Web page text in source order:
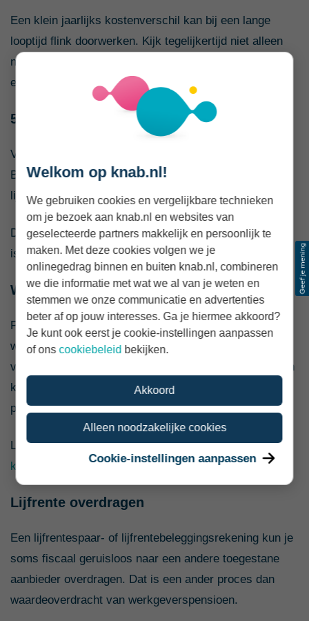
Een klein jaarlijks kostenverschil kan bij een lange
looptijd flink doorwerken. Kijk tegelijkertijd niet alleen
naar de laagste prijs: dienstverlening, risico, spreiding
en gebruiksgemak tellen ook mee.
5. Bekijk je verschillende pensioenpotjes
Veel zzp’ers hebben pensioen uit meerdere bronnen.
Bijvoorbeeld pensioen uit eerdere banen, een
lijfrenteverzekering en een eigen pensioenrekening.
Dat kan onoverzichtelijk zijn, maar alles samenvoegen
is niet automatisch mogelijk of verstandig.
Werkgeverspensioen overdragen
Pensioen uit eerdere dienstverbanden kun je soms via
waardeoverdracht naar een nieuwe pensioenregeling
verplaatsen. Of dat gunstig is, hangt onder meer af van
kosten, garanties, toeslagverlening en het
partnerpensioen.
Lees daarvoorwanneer pensioenen samenvoegen slim
kan zijn
Lijfrente overdragen
Een lijfrentespaar- of lijfrentebeleggingsrekening kun je
soms fiscaal geruisloos naar een andere toegestane
aanbieder overdragen. Dat is een ander proces dan
waardeoverdracht van werkgeverspensioen.
Welkom op knab.nl!
We gebruiken cookies en vergelijkbare technieken
om je bezoek aan knab.nl en websites van
geselecteerde partners makkelijk en persoonlijk te
maken. Met deze cookies volgen we je
onlinegedrag binnen en buiten knab.nl, combineren
we die informatie met wat we al van je weten en
stemmen we onze communicatie en advertenties
beter af op jouw interesses. Ga je hiermee akkoord?
Je kunt ook eerst je cookie-instellingen aanpassen
of onscookiebeleid bekijken.
Akkoord
Alleen noodzakelijke cookies
Cookie-instellingen aanpassen